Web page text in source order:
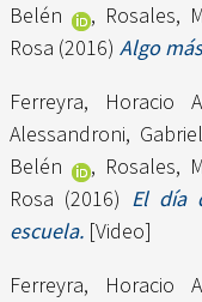
Belén
, Rosales,
Rosa (2016) Algo
Ferreyra, Horacio
Alessandroni,
Belén
, Rosales,
Rosa (2016) El día
escuela. [Video]
Ferreyra, Horacio